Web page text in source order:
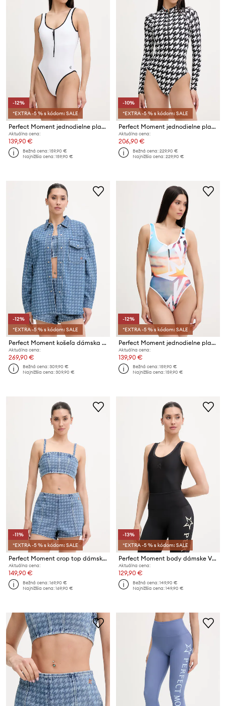
-12%
*EXTRA -5 % s kódom: SALE
Perfect Moment jednodielne plavky dámske
Aktuálna cena:
139,90 €
Bežná cena:159,90 €
Najnižšia cena:159,90 €
-10%
*EXTRA -5 % s kódom: SALE
Perfect Moment jednodielne plavky dámske
Aktuálna cena:
206,90 €
Bežná cena:229,90 €
Najnižšia cena:229,90 €
-12%
*EXTRA -5 % s kódom: SALE
Perfect Moment košeľa dámska rifľová
Aktuálna cena:
269,90 €
Bežná cena:309,90 €
Najnižšia cena:309,90 €
-12%
*EXTRA -5 % s kódom: SALE
Perfect Moment jednodielne plavky dámske
Aktuálna cena:
139,90 €
Bežná cena:159,90 €
Najnižšia cena:159,90 €
-11%
*EXTRA -5 % s kódom: SALE
Perfect Moment crop top dámsky rifľový
Aktuálna cena:
149,90 €
Bežná cena:169,90 €
Najnižšia cena:169,90 €
-13%
*EXTRA -5 % s kódom: SALE
Perfect Moment body dámske Vita
Aktuálna cena:
129,90 €
Bežná cena:149,90 €
Najnižšia cena:149,90 €